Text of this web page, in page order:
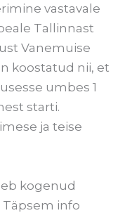
vastavale
Tallinnast
Vanemuise
koostatud nii, et
umbes 1
starti.
ja teise
kogenud
Täpsem info